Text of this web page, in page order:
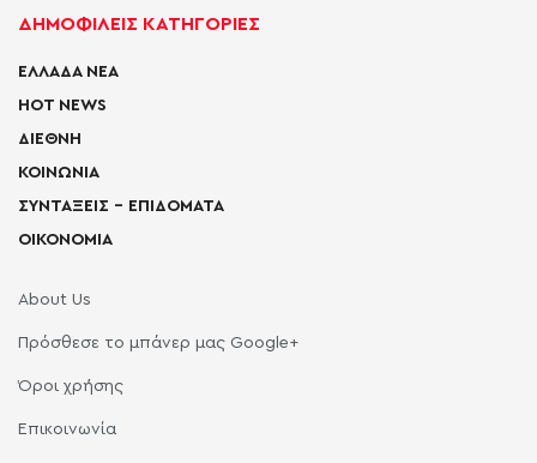
ΔΗΜΟΦΙΛΕΙΣ ΚΑΤΗΓΟΡΙΕΣ
ΕΛΛΑΔΑ ΝΕΑ
HOT NEWS
ΔΙΕΘΝΗ
ΚΟΙΝΩΝΙΑ
ΣΥΝΤΑΞΕΙΣ – ΕΠΙΔΟΜΑΤΑ
ΟΙΚΟΝΟΜΙΑ
About Us
Πρόσθεσε το μπάνερ μας Google+
Όροι χρήσης
Επικοινωνία